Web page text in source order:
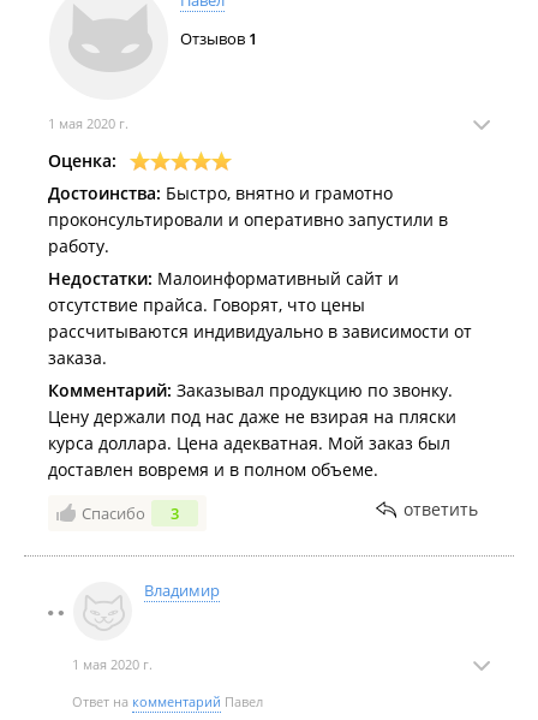
рекламного оборудования.
Собственный мебельный цех для проиводства офисной
мебели любого уровня сложности: торговое оборудование
мебель для выкладки), переговорные зоны,
презентационные залы, библиотеки, мебель для
конференций и деловых встреч, ресепшены, торговые
прилавки, зоны приема гостей.
Оформление любых мероприятий (официальные приемы,
выставки, презентации, показы, корпоративные
мероприятия, культурно-массовые мероприятия и т. д.).
ООО "Платина Экспо".
Отзывов 1
1 мая 2020 г.
Оценка:
Достоинства: Быстро, внятно и грамотно
проконсультировали и оперативно запустили в
работу.
Недостатки: Малоинформативный сайт и
отсутствие прайса. Говорят, что цены
рассчитываются индивидуально в зависимости от
заказа.
Комментарий: Заказывал продукцию по звонку.
Цену держали под нас даже не взирая на пляски
курса доллара. Цена адекватная. Мой заказ был
доставлен вовремя и в полном объеме.
Спасибо 3 ответить
Владимир
1 мая 2020 г.
Ответ на комментарий Павел